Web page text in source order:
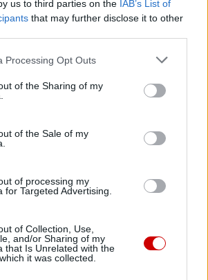
us to third parties on the IAB’s List of
that may further disclose it to other
Processing Opt Outs
of the Sharing of my
of the Sale of my
of processing my
for Targeted Advertising.
of Collection, Use,
and/or Sharing of my
that Is Unrelated with the
it was collected.
A ta nadzieja nie zawodzi.
nie musi rodzić przemocy; że
słowem, ponieważ zostaje
która potrafi przebaczać.
możemy oczekiwać, jeśli
z przebaczenia, zdolnego dzięki
mimo że doznało ono wszelkiego
udzielone tym, którzy ją
Królestwa Boga na ziemi,
Odkupienie jest
uczynić naszą przyszłość lepszą, w
na powrót Pana. Tylko On